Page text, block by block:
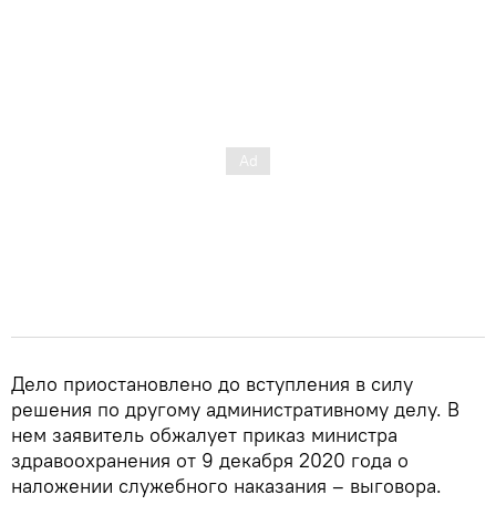
Дело приостановлено до вступления в силу
решения по другому административному делу. В
нем заявитель обжалует приказ министра
здравоохранения от 9 декабря 2020 года о
наложении служебного наказания – выговора.